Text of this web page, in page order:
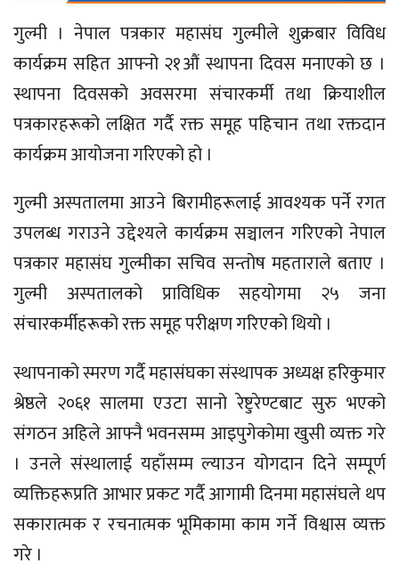
गुल्मी । नेपाल पत्रकार महासंघ गुल्मीले शुक्रबार विविध
कार्यक्रम सहित आफ्नो २१औं स्थापना दिवस मनाएको छ ।
स्थापना दिवसको अवसरमा संचारकर्मी तथा क्रियाशील
पत्रकारहरूको लक्षित गर्दै रक्त समूह पहिचान तथा रक्तदान
कार्यक्रम आयोजना गरिएको हो ।
गुल्मी अस्पतालमा आउने बिरामीहरूलाई आवश्यक पर्ने रगत
उपलब्ध गराउने उद्देश्यले कार्यक्रम सञ्चालन गरिएको नेपाल
पत्रकार महासंघ गुल्मीका सचिव सन्तोष महताराले बताए ।
गुल्मी अस्पतालको प्राविधिक सहयोगमा २५ जना
संचारकर्मीहरूको रक्त समूह परीक्षण गरिएको थियो ।
स्थापनाको स्मरण गर्दै महासंघका संस्थापक अध्यक्ष हरिकुमार
श्रेष्ठले २०६१ सालमा एउटा सानो रेष्टुरेण्टबाट सुरु भएको
संगठन अहिले आफ्नै भवनसम्म आइपुगेकोमा खुसी व्यक्त गरे
। उनले संस्थालाई यहाँसम्म ल्याउन योगदान दिने सम्पूर्ण
व्यक्तिहरूप्रति आभार प्रकट गर्दै आगामी दिनमा महासंघले थप
सकारात्मक र रचनात्मक भूमिकामा काम गर्ने विश्वास व्यक्त
गरे ।